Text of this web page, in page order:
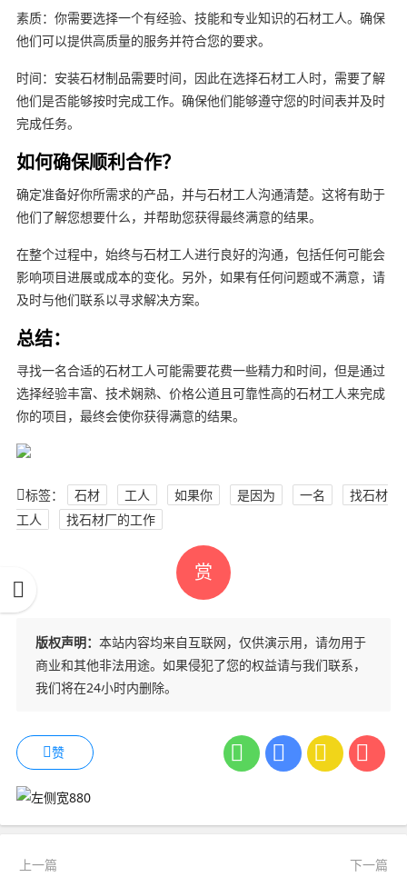
素质：你需要选择一个有经验、技能和专业知识的石材工人。确保
他们可以提供高质量的服务并符合您的要求。
时间：安装石材制品需要时间，因此在选择石材工人时，需要了解
他们是否能够按时完成工作。确保他们能够遵守您的时间表并及时
完成任务。
如何确保顺利合作？
确定准备好你所需求的产品，并与石材工人沟通清楚。这将有助于
他们了解您想要什么，并帮助您获得最终满意的结果。
在整个过程中，始终与石材工人进行良好的沟通，包括任何可能会
影响项目进展或成本的变化。另外，如果有任何问题或不满意，请
及时与他们联系以寻求解决方案。
总结：
寻找一名合适的石材工人可能需要花费一些精力和时间，但是通过
选择经验丰富、技术娴熟、价格公道且可靠性高的石材工人来完成
你的项目，最终会使你获得满意的结果。
标签： 石材 工人 如果你 是因为 一名
找石材
工人
找石材厂的工作
赏
版权声明： 本站内容均来自互联网，仅供演示用，请勿用于
商业和其他非法用途。如果侵犯了您的权益请与我们联系，
我们将在24小时内删除。
赞
上一篇 下一篇